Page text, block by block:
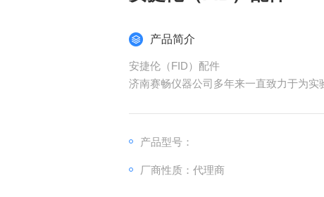
产品简介
安捷伦（FID）配件
济南赛畅仪器公司多年来一直致力于为实
已成为集仪器设备安装、调试、培训、
产品型号：
厂商性质：代理商